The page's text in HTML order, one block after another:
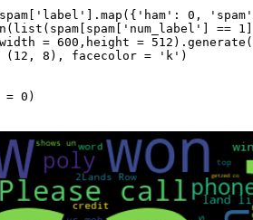
spam['label'].map({'ham': 0,
= 600,height =
8), facecolor = 'k')
0)